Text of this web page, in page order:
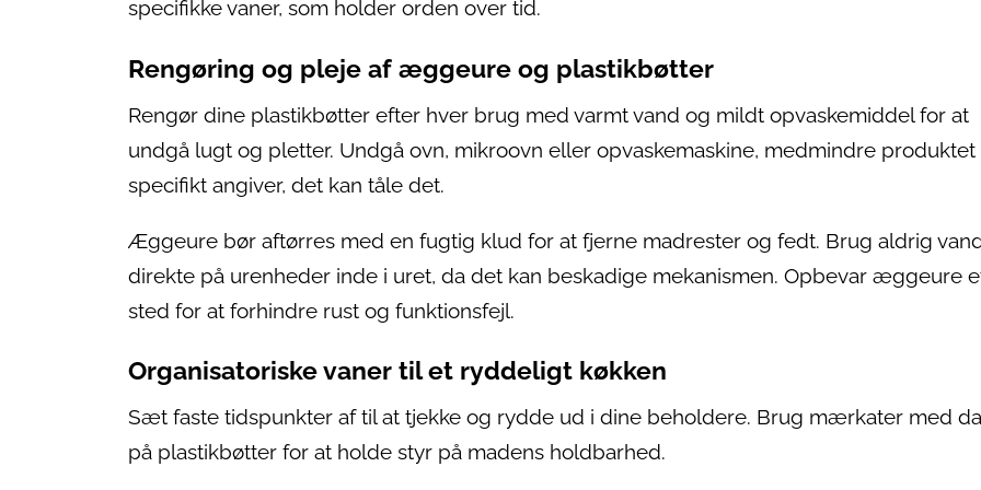
specifikke vaner, som holder orden over tid.
Rengøring og pleje af æggeure og plastikbøtter
Rengør dine plastikbøtter efter hver brug med varmt vand og mildt opvaskemiddel for at
undgå lugt og pletter. Undgå ovn, mikroovn eller opvaskemaskine, medmindre produktet
specifikt angiver, det kan tåle det.
Æggeure bør aftørres med en fugtig klud for at fjerne madrester og fedt. Brug aldrig
direkte på urenheder inde i uret, da det kan beskadige mekanismen. Opbevar æggeure
sted for at forhindre rust og funktionsfejl.
Organisatoriske vaner til et ryddeligt køkken
Sæt faste tidspunkter af til at tjekke og rydde ud i dine beholdere. Brug mærkater med
på plastikbøtter for at holde styr på madens holdbarhed.